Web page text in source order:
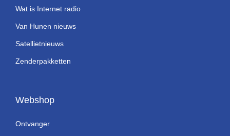
Wat is Internet radio
Van Hunen nieuws
Satellietnieuws
Zenderpakketten
Webshop
Ontvanger